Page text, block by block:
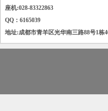
座机:028-83322863
QQ：6165039
地址:成都市青羊区光华南三路88号1栋